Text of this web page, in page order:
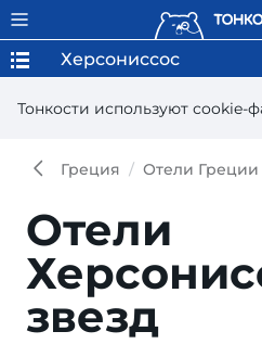
Тонкости используют сookie-
Херсониссос
Греция Отели Греции
Отели
звезд